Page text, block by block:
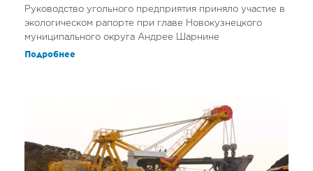
Руководство угольного предприятия приняло участие в
экологическом рапорте при главе Новокузнецкого
муниципального округа Андрее Шарнине
Подробнее